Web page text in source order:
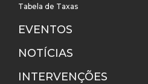
Tabela de Taxas
EVENTOS
NOTÍCIAS
INTERVENÇÕES